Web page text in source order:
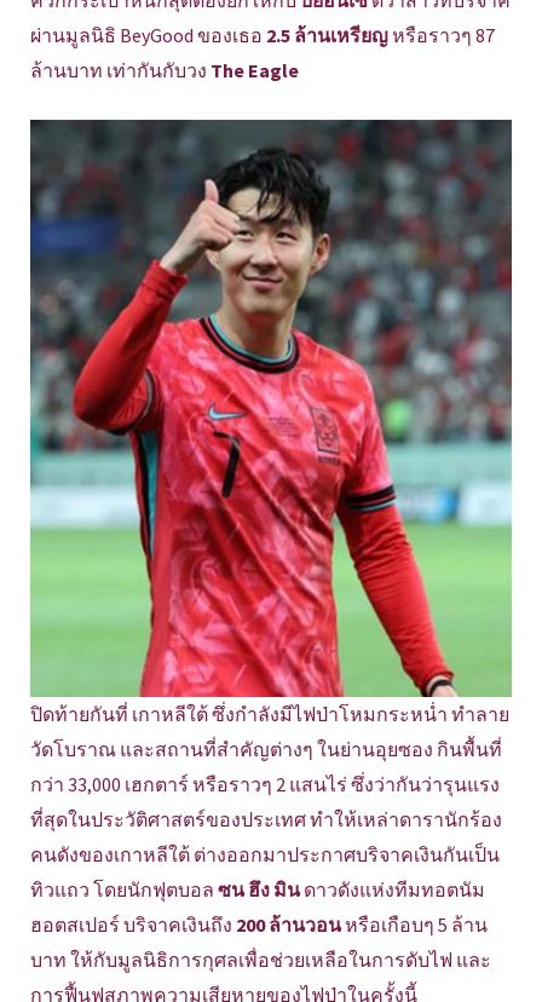
ผ่านมูลนิธิ BeyGood ของเธอ 2.5 ล้านเหรียญหรือราวๆ 87
ล้านบาท เท่ากันกับวง The Eagle
ปิดท้ายกันที่ เกาหลีใต้ ซึ่งกำลังมีไฟป่าโหมกระหน่ำ ทำลาย
วัดโบราณ และสถานที่สำคัญต่างๆ ในย่านอุยซอง กินพื้นที่
กว่า 33,000 เฮกตาร์ หรือราวๆ 2 แสนไร่ ซึ่งว่ากันว่ารุนแรง
ที่สุดในประวัติศาสตร์ของประเทศ ทำให้เหล่าดารานักร้อง
คนดังของเกาหลีใต้ ต่างออกมาประกาศบริจาคเงินกันเป็น
ทิวแถว โดยนักฟุตบอล ซน ฮึง มินดาวดังแห่งทีมทอตนัม
ฮอตสเปอร์ บริจาคเงินถึง 200 ล้านวอนหรือเกือบๆ 5 ล้าน
บาท ให้กับมูลนิธิการกุศลเพื่อช่วยเหลือในการดับไฟ และ
การฟื้นฟูสภาพความเสียหายของไฟป่าในครั้งนี้